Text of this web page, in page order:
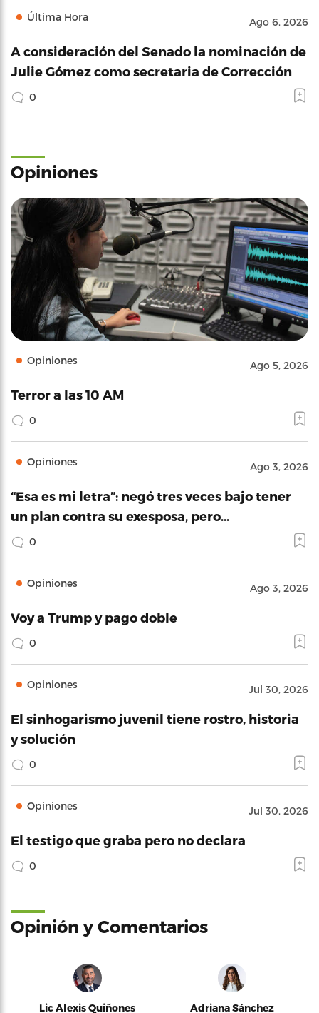
Última Hora Ago 6, 2026
A consideración del Senado la nominación de
Julie Gómez como secretaria de Corrección
0
Opiniones
Opiniones Ago 5, 2026
Terror a las 10 AM
0
Opiniones Ago 3, 2026
“Esa es mi letra”: negó tres veces bajo tener
un plan contra su exesposa, pero…
0
Opiniones Ago 3, 2026
Voy a Trump y pago doble
0
Opiniones Jul 30, 2026
El sinhogarismo juvenil tiene rostro, historia
y solución
0
Opiniones Jul 30, 2026
El testigo que graba pero no declara
0
Opinión y Comentarios
Lic Alexis Quiñones Adriana Sánchez